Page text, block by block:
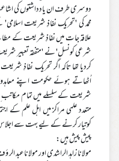
دوسری طرف ان یادداشتوں کی
محمد کی 'تحریک نفاذِ شریعت اسلامی'
علاقہ جات میں نفاذِ شریعت کے
شرعی کونسل' نے 'متفقہ تعبیر
کردیا تھا تاکہ اگر تحریک نفاذِ
اُٹھاتے ہوئے حکومت اپنے
شریعت کے سلسلے میں تمام
متعدد علمی مراکز میں اہل علم
کوتیار کرنے کے لیے بہت سے اجلاس
پیش پیش ہیں:
مولانا زاہد الراشدی اور مولاناعبد